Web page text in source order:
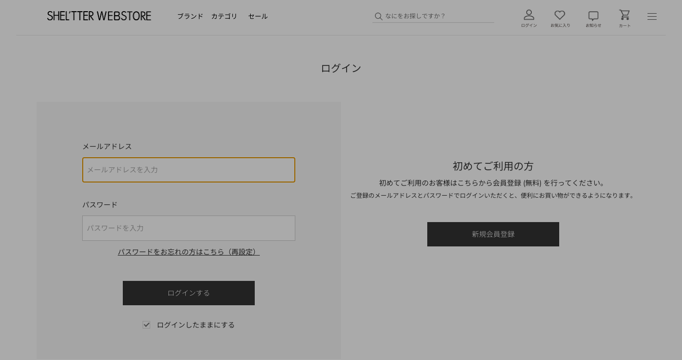
ブランド カテゴリ セール
ログイン
メールアドレス
パスワード
パスワードをお忘れの方はこちら（再設定）
ログインしたままにする
初めてご利用の方
初めてご利用のお客様はこちらから会員登録 (無料) を行ってください。
ご登録のメールアドレスとパスワードでログインいただくと、便利にお買い物ができるようになります。